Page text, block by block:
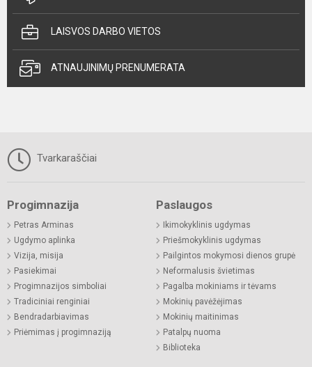
LAISVOS DARBO VIETOS
ATNAUJINIMŲ PRENUMERATA
Tvarkaraščiai
Progimnazija
Petras Arminas
Ugdymo aplinka
Vizija, misija
Pasiekimai
Progimnazijos simboliai
Tradiciniai renginiai
Bendradarbiavimas
Priėmimas į progimnaziją
Paslaugos
Ikimokyklinis ugdymas
Priešmokyklinis ugdymas
Pailgintos mokymosi dienos grupė
Neformalusis švietimas
Pagalba mokiniams ir tėvams
Mokinių pavėžėjimas
Mokinių maitinimas
Patalpų nuoma
Biblioteka